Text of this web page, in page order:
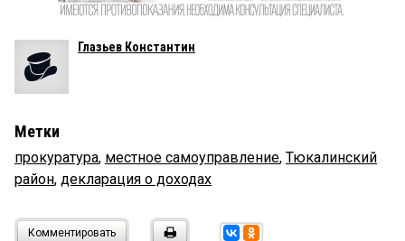
Глазьев Константин
Метки
прокуратура, местное самоуправление, Тюкалинский
район, декларация о доходах
Комментировать